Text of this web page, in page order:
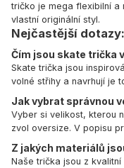
tričko je mega flexibilní a
vlastní originální styl.
Nejčastější dotazy:
Čím jsou skate trička
Skate trička jsou
volné střihy a navrhují je
Jak vybrat správnou
Vyber si velikost, kterou
zvol oversize. V popisu
Z jakých materiálů
Naše trička jsou z